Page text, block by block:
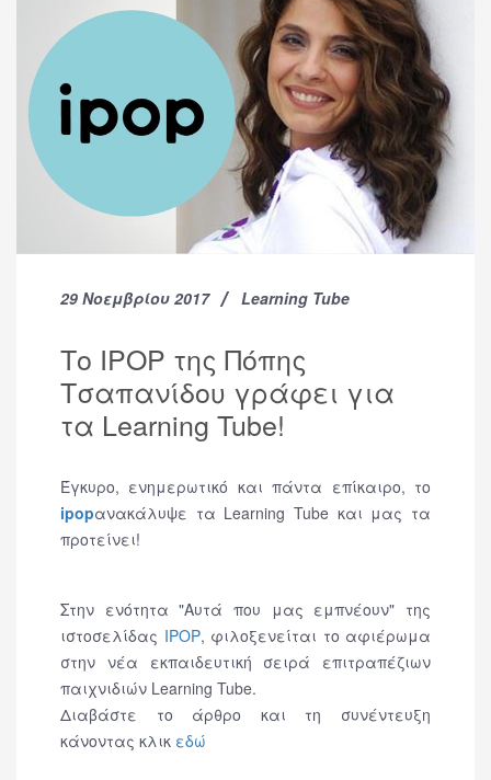
29 Νοεμβρίου 2017 Learning Tube
Το IPOP της Πόπης
Τσαπανίδου γράφει για
τα Learning Tube!
Έγκυρο, ενημερωτικό και πάντα επίκαιρο, το
ipopανακάλυψε τα Learning Tube και μας τα
προτείνει!
Στην ενότητα "Αυτά που μας εμπνέουν" της
ιστοσελίδας IPOP, φιλοξενείται το αφιέρωμα
στην νέα εκπαιδευτική σειρά επιτραπέζιων
παιχνιδιών Learning Tube.
Διαβάστε το άρθρο και τη συνέντευξη
κάνοντας κλικ εδώ